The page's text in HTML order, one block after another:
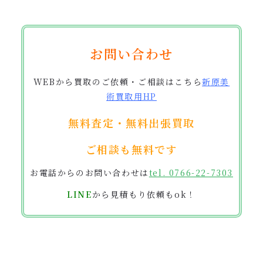
お問い合わせ
WEBから買取のご依頼・ご相談はこちら新原美
術買取用HP
無料査定・無料出張買取
ご相談も無料です
お電話からのお問い合わせはtel. 0766-22-7303
LINEから見積もり依頼もok！